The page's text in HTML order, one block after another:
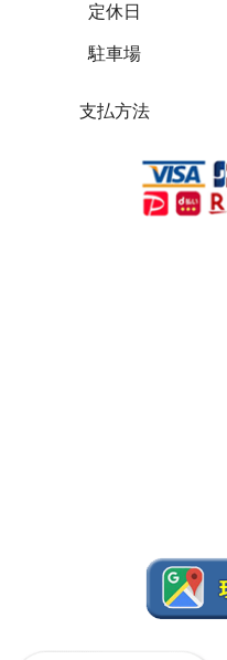
定休日
駐車場
支払方法